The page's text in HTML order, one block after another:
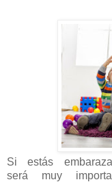
Si estás
será muy